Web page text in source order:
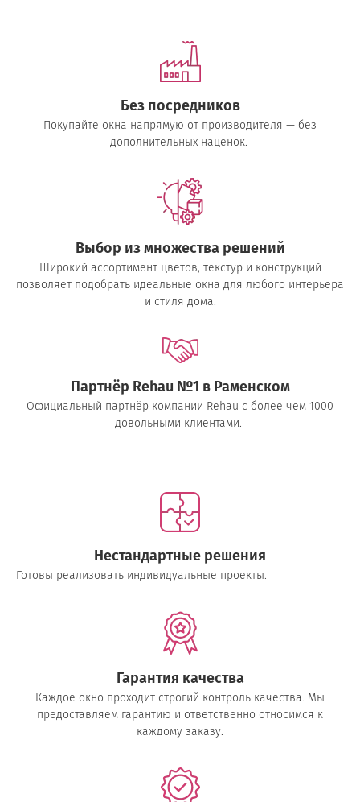
Без посредников
Покупайте окна напрямую от производителя — без
дополнительных наценок.
Выбор из множества решений
Широкий ассортимент цветов, текстур и конструкций
позволяет подобрать идеальные окна для любого интерьера
и стиля дома.
Партнёр Rehau №1 в Раменском
Официальный партнёр компании Rehau с более чем 1000
довольными клиентами.
Нестандартные решения
Готовы реализовать индивидуальные проекты.
Гарантия качества
Каждое окно проходит строгий контроль качества. Мы
предоставляем гарантию и ответственно относимся к
каждому заказу.